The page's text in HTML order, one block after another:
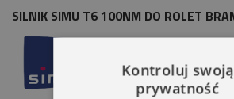
SILNIK SIMU T6 100NM DO ROLET
Kontroluj swoją
prywatność